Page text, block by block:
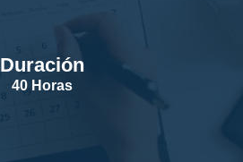
Duración
40 Horas